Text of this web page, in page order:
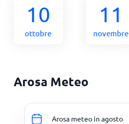
10
ottobre
11
novembre
Arosa Meteo
Arosa meteo in agosto